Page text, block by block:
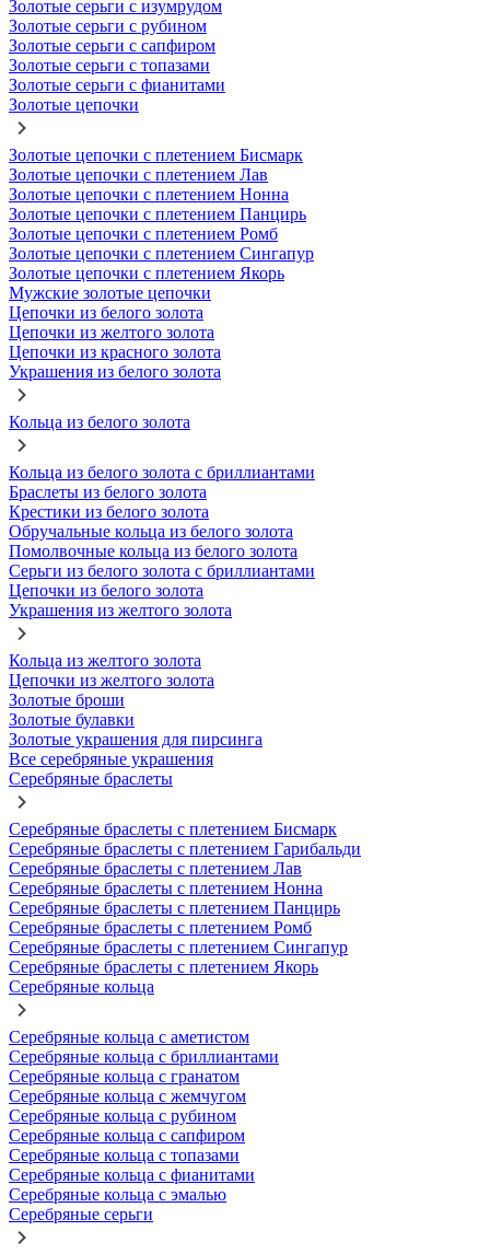
Золотые серьги с изумрудом
Золотые серьги с рубином
Золотые серьги с сапфиром
Золотые серьги с топазами
Золотые серьги с фианитами
Золотые цепочки
Золотые цепочки с плетением Бисмарк
Золотые цепочки с плетением Лав
Золотые цепочки с плетением Нонна
Золотые цепочки с плетением Панцирь
Золотые цепочки с плетением Ромб
Золотые цепочки с плетением Сингапур
Золотые цепочки с плетением Якорь
Мужские золотые цепочки
Цепочки из белого золота
Цепочки из желтого золота
Цепочки из красного золота
Украшения из белого золота
Кольца из белого золота
Кольца из белого золота с бриллиантами
Браслеты из белого золота
Крестики из белого золота
Обручальные кольца из белого золота
Помолвочные кольца из белого золота
Серьги из белого золота с бриллиантами
Цепочки из белого золота
Украшения из желтого золота
Кольца из желтого золота
Цепочки из желтого золота
Золотые броши
Золотые булавки
Золотые украшения для пирсинга
Все серебряные украшения
Серебряные браслеты
Серебряные браслеты с плетением Бисмарк
Серебряные браслеты с плетением Гарибальди
Серебряные браслеты с плетением Лав
Серебряные браслеты с плетением Нонна
Серебряные браслеты с плетением Панцирь
Серебряные браслеты с плетением Ромб
Серебряные браслеты с плетением Сингапур
Серебряные браслеты с плетением Якорь
Серебряные кольца
Серебряные кольца с аметистом
Серебряные кольца с бриллиантами
Серебряные кольца с гранатом
Серебряные кольца с жемчугом
Серебряные кольца с рубином
Серебряные кольца с сапфиром
Серебряные кольца с топазами
Серебряные кольца с фианитами
Серебряные кольца с эмалью
Серебряные серьги